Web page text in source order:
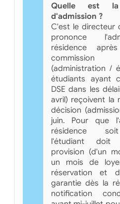
Quelle est la
d'admission ?
C'est le directeur
prononce
résidence
(administration /
étudiants ayant
DSE dans les
avril) reçoivent la
décision
juin. Pour que
résidence
l'étudiant doit
provision (d'un
un mois de
réservation et
garantie dès la
notification